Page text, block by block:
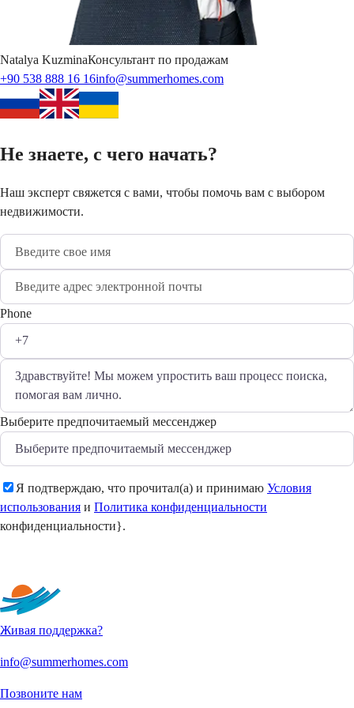
Natalya KuzminaКонсультант по продажам
+90 538 888 16 16info@summerhomes.com
Не знаете, с чего начать?
Наш эксперт свяжется с вами, чтобы помочь вам с выбором
недвижимости.
Phone
Выберите предпочитаемый мессенджер
Я подтверждаю, что прочитал(а) и принимаю Условия
использования и Политика конфиденциальности
конфиденциальности}.
Живая поддержка?
info@summerhomes.com
Позвоните нам